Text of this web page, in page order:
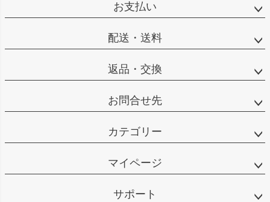
ップ
お支払い
配送・送料
返品・交換
お問合せ先
カテゴリー
マイページ
サポート